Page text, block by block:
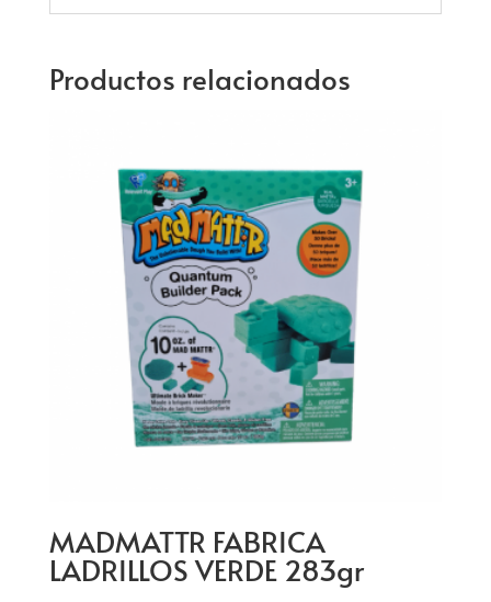
Productos relacionados
MADMATTR FABRICA
LADRILLOS VERDE 283gr